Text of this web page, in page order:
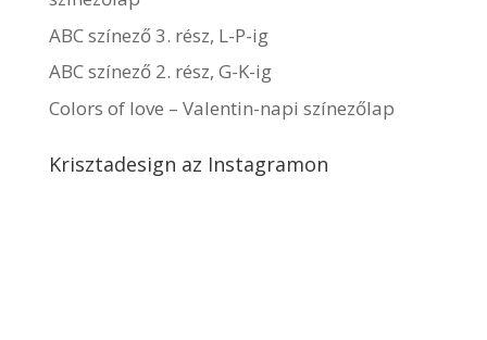
ABC színező 3. rész, L-P-ig
ABC színező 2. rész, G-K-ig
Colors of love – Valentin-napi színezőlap
Krisztadesign az Instagramon